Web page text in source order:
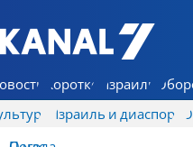
7 КАНАЛ - Аруц Шева
Коротко Израиль
Израиль и диаспора